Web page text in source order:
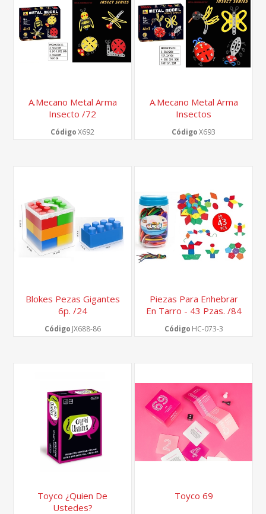
A.Mecano Metal Arma
Insecto /72
CódigoX692
A.Mecano Metal Arma
Insectos
CódigoX693
Blokes Pezas Gigantes
6p. /24
Código JX688-86
Piezas Para Enhebrar
En Tarro - 43 Pzas. /84
Código HC-073-3
Toyco ¿quien De
Ustedes?
Toyco 69